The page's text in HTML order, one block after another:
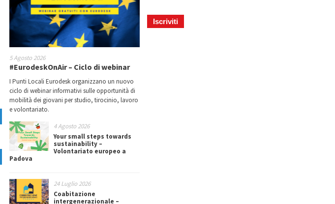
5 Agosto 2026
#EurodeskOnAir – Ciclo di webinar
I Punti Locali Eurodesk organizzano un nuovo
ciclo di webinar informativi sulle opportunità di
mobilità dei giovani per studio, tirocinio, lavoro
e volontariato.
4 Agosto 2026
Your small steps towards
sustainability –
Volontariato europeo a
Padova
24 Luglio 2026
Coabitazione
intergenerazionale –